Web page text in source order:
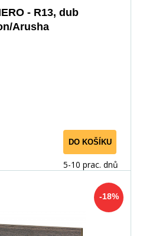
- R13, dub
Arusha
DO KOŠÍKU
5-10 prac. dnů
-18%